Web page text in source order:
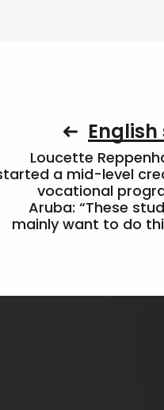
English
Loucette
a mid-level
vocational
Aruba: “These
mainly want to do